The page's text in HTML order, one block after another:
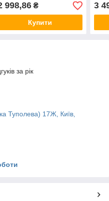
998,86₴
Купити
3
за рік
Туполева) 17Ж, Київ,